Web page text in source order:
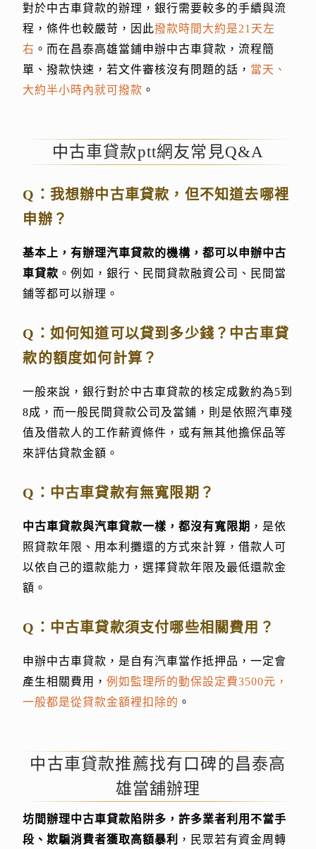
對於中古車貸款的辦理，銀行需要較多的手續與流
程，條件也較嚴苛，因此撥款時間大約是21天左
右 。而在昌泰高雄當鋪申辦中古車貸款，流程簡
單、撥款快速，若文件審核沒有問題的話， 當天、
大約半小時內就可撥款 。
中古車貸款ptt網友常見Q&A
Q：我想辦中古車貸款，但不知道去哪裡
申辦？
基本上，有辦理汽車貸款的機構，都可以申辦中古
車貸款 。例如，銀行、民間貸款融資公司、民間當
鋪等都可以辦理。
Q：如何知道可以貸到多少錢？中古車貸
款的額度如何計算？
一般來說，銀行對於中古車貸款的核定成數約為5到
8成，而一般民間貸款公司及當鋪，則是依照汽車殘
值及借款人的工作薪資條件，或有無其他擔保品等
來評估貸款金額。
Q：中古車貸款有無寬限期？
中古車貸款與汽車貸款一樣，都沒有寬限期 ，是依
照貸款年限、用本利攤還的方式來計算，借款人可
以依自己的還款能力，選擇貸款年限及最低還款金
額。
Q：中古車貸款須支付哪些相關費用？
申辦中古車貸款，是自有汽車當作抵押品，一定會
產生相關費用，例如監理所的動保設定費3500元，
一般都是從貸款金額裡扣除的 。
中古車貸款推薦找有口碑的昌泰高
雄當舖辦理
坊間辦理中古車貸款陷阱多，許多業者利用不當手
段、欺騙消費者獲取高額暴利
，民眾若有資金周轉